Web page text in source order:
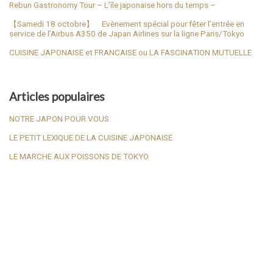
Rebun Gastronomy Tour – L’île japonaise hors du temps –
【Samedi 18 octobre】 Evènement spécial pour fêter l’entrée en
service de l’Airbus A350 de Japan Airlines sur la ligne Paris/Tokyo
CUISINE JAPONAISE et FRANCAISE ou LA FASCINATION MUTUELLE
Articles populaires
NOTRE JAPON POUR VOUS
LE PETIT LEXIQUE DE LA CUISINE JAPONAISE
LE MARCHE AUX POISSONS DE TOKYO